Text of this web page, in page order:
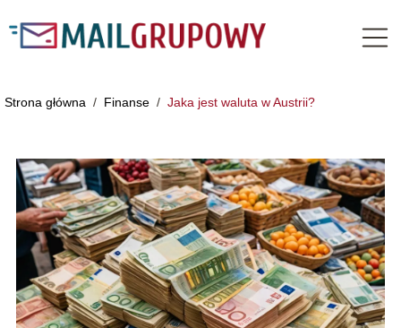
Strona główna / Finanse / Jaka jest waluta w Austrii?